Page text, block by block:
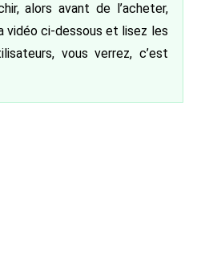
alors avant de l’acheter,
vidéo ci-dessous et lisez les
vous verrez, c’est